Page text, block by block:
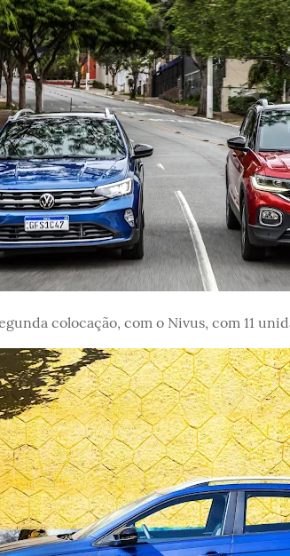
colocação, com o Nivus, com 11